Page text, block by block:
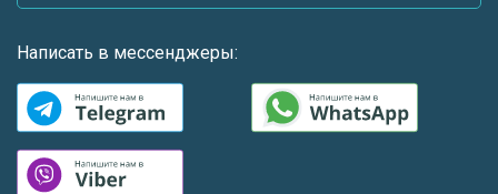
Написать в мессенджеры: